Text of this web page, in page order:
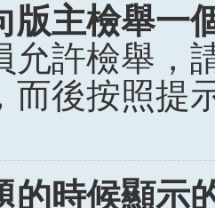
版主檢舉一
允許檢舉，
而後按照提
的時候顯示